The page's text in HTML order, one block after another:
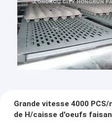
Grande vitesse 4000
de H/caisse d'oeufs